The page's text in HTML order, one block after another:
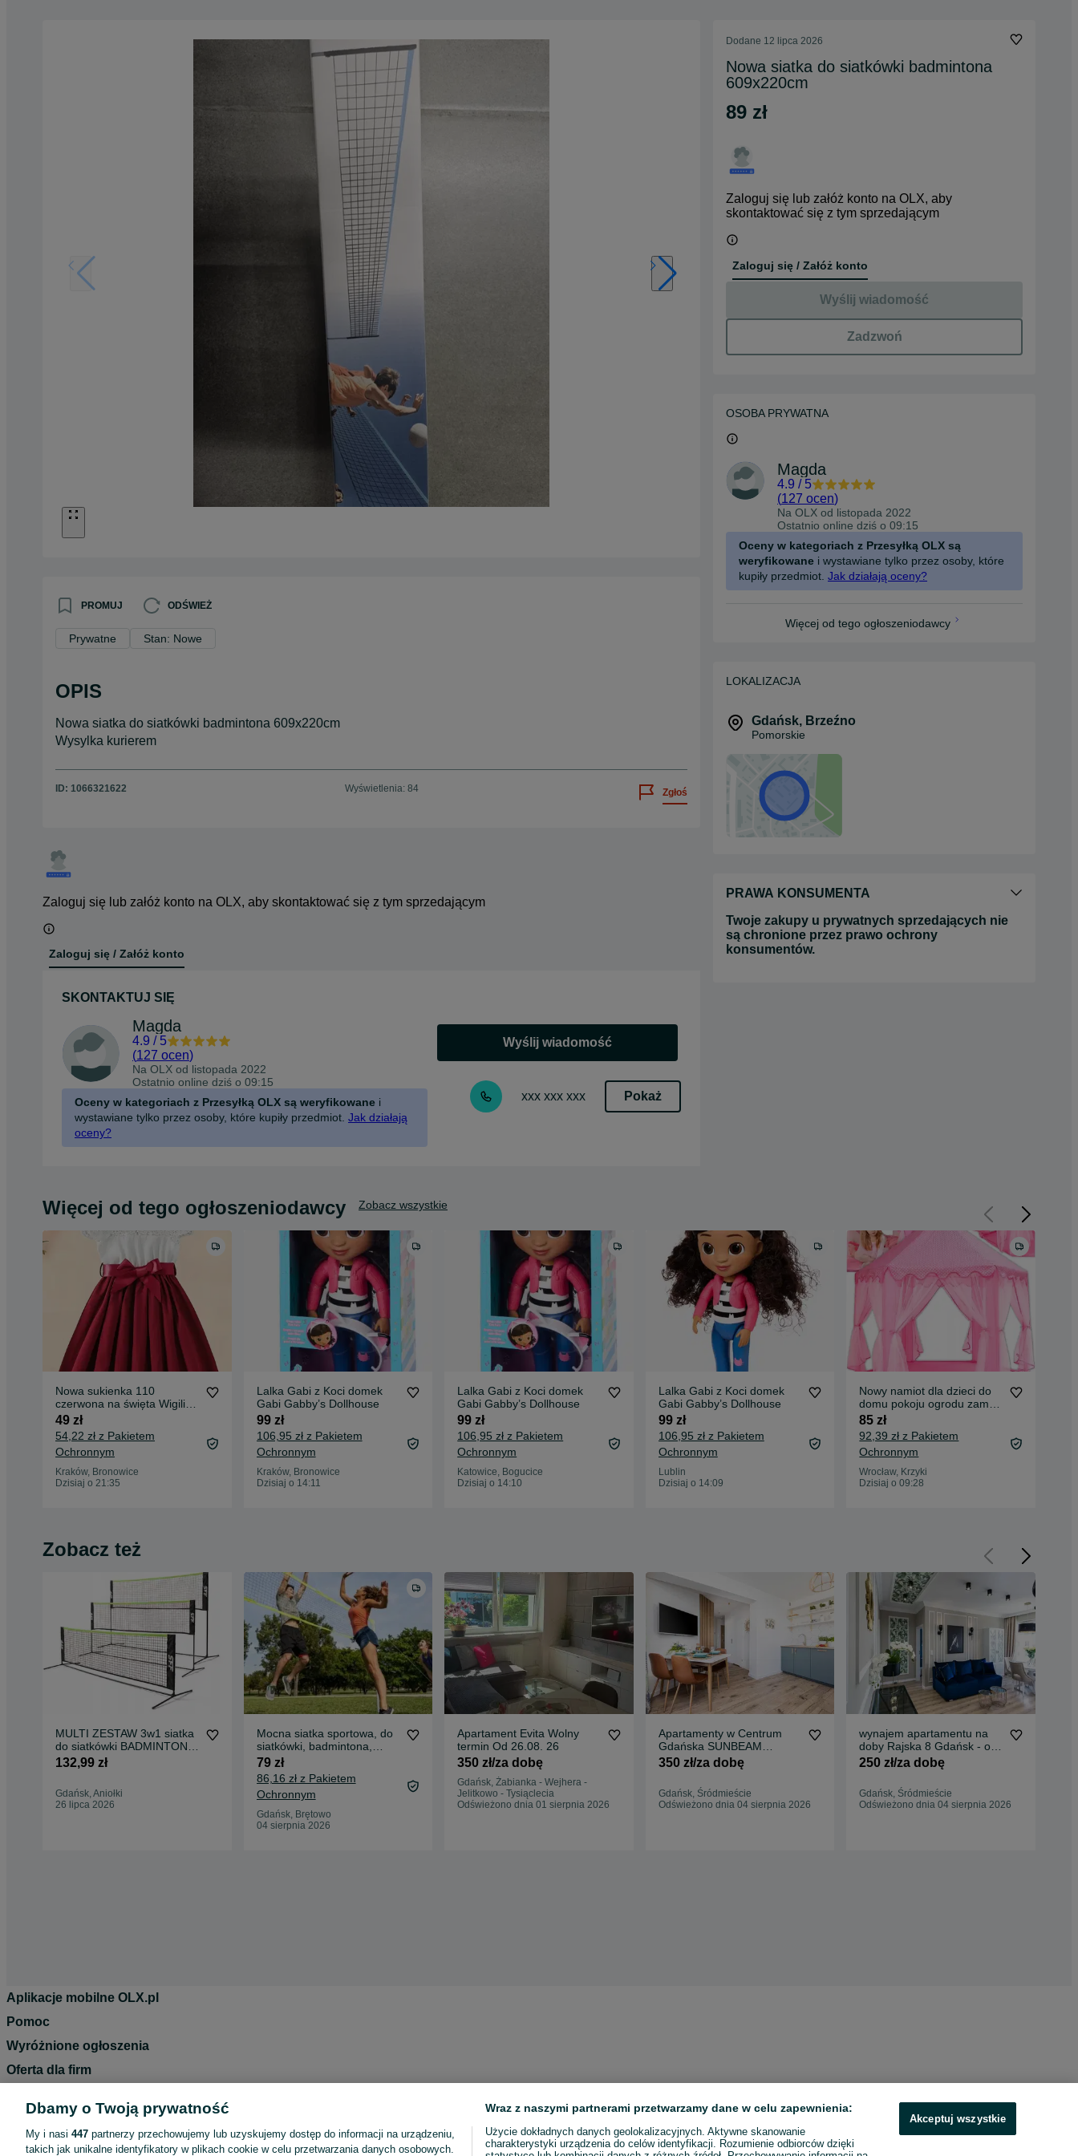
PROMUJ ODŚWIEŻ
Prywatne Stan: Nowe
OPIS
Nowa siatka do siatkówki badmintona 609x220cm
Wysylka kurierem
ID: 1066321622 Wyświetlenia: 84 Zgłoś
Zaloguj się lub załóż konto na OLX, aby skontaktować się z tym sprzedającym
Zaloguj się / Załóż konto
SKONTAKTUJ SIĘ
Magda
4.9 / 5
(127 ocen)
Na OLX od listopada 2022
Ostatnio online dziś o 09:15
Oceny w kategoriach z Przesyłką OLX są weryfikowane i
wystawiane tylko przez osoby, które kupiły przedmiot. Jak działają
oceny?
Wyślij wiadomość
xxx xxx xxx Pokaż
Dodane 12 lipca 2026
Nowa siatka do siatkówki badmintona
609x220cm
89 zł
Zaloguj się lub załóż konto na OLX, aby
skontaktować się z tym sprzedającym
Zaloguj się / Załóż konto
Wyślij wiadomość
Zadzwoń
OSOBA PRYWATNA
Magda
4.9 / 5
(127 ocen)
Na OLX od listopada 2022
Ostatnio online dziś o 09:15
Oceny w kategoriach z Przesyłką OLX są
weryfikowane i wystawiane tylko przez osoby, które
kupiły przedmiot. Jak działają oceny?
Więcej od tego ogłoszeniodawcy
LOKALIZACJA
Gdańsk, Brzeźno
Pomorskie
PRAWA KONSUMENTA
Twoje zakupy u prywatnych sprzedających nie
są chronione przez prawo ochrony
konsumentów.
Więcej od tego ogłoszeniodawcy Zobacz wszystkie
Nowa sukienka 110
czerwona na święta Wigilię
sesję Boże Narodzenie
49 zł
54,22 zł z Pakietem
Ochronnym
Kraków, Bronowice
Dzisiaj o 21:35
Lalka Gabi z Koci domek
Gabi Gabby’s Dollhouse
99 zł
106,95 zł z Pakietem
Ochronnym
Kraków, Bronowice
Dzisiaj o 14:11
Lalka Gabi z Koci domek
Gabi Gabby’s Dollhouse
99 zł
106,95 zł z Pakietem
Ochronnym
Katowice, Bogucice
Dzisiaj o 14:10
Lalka Gabi z Koci domek
Gabi Gabby’s Dollhouse
99 zł
106,95 zł z Pakietem
Ochronnym
Lublin
Dzisiaj o 14:09
Nowy namiot dla dzieci do
domu pokoju ogrodu zamek
pałac prezent
85 zł
92,39 zł z Pakietem
Ochronnym
Wrocław, Krzyki
Dzisiaj o 09:28
Zobacz też
MULTI ZESTAW 3w1 siatka
do siatkówki BADMINTONA
Tenisa SKŁADANY
przenośny regulowany
3w1 do ogrodu i na wyjazd
132,99 zł
Gdańsk, Aniołki
26 lipca 2026
Mocna siatka sportowa, do
siatkówki, badmintona,
ogrodowa, zestaw
79 zł
86,16 zł z Pakietem
Ochronnym
Gdańsk, Brętowo
04 sierpnia 2026
Apartament Evita Wolny
termin Od 26.08. 26
350 zł/za dobę
Gdańsk, Żabianka - Wejhera -
Jelitkowo - Tysiąclecia
Odświeżono dnia 01 sierpnia 2026
Apartamenty w Centrum
Gdańska SUNBEAM
GDAŃSK ŚRÓDMIEŚCIE z
bezpłatnym parkingiem
350 zł/za dobę
Gdańsk, Śródmieście
Odświeżono dnia 04 sierpnia 2026
wynajem apartamentu na
doby Rajska 8 Gdańsk - od
250zł/doba
250 zł/za dobę
Gdańsk, Śródmieście
Odświeżono dnia 04 sierpnia 2026
Aplikacje mobilne OLX.pl
Pomoc
Wyróżnione ogłoszenia
Oferta dla firm
Regulamin
Polityka prywatności
Dbamy o Twoją prywatność
My i nasi 447 partnerzy przechowujemy lub uzyskujemy dostęp do informacji na urządzeniu,
takich jak unikalne identyfikatory w plikach cookie w celu przetwarzania danych osobowych.
Wraz z naszymi partnerami przetwarzamy dane w celu zapewnienia:
Użycie dokładnych danych geolokalizacyjnych. Aktywne skanowanie
charakterystyki urządzenia do celów identyfikacji. Rozumienie odbiorców dzięki
Akceptuj wszystkie